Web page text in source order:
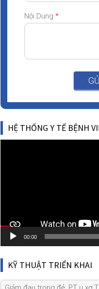
Nội Dung *
HỆ THỐNG Y TẾ BỆNH
Video
00:00
KỸ THUẬT TRIỂN KHAI